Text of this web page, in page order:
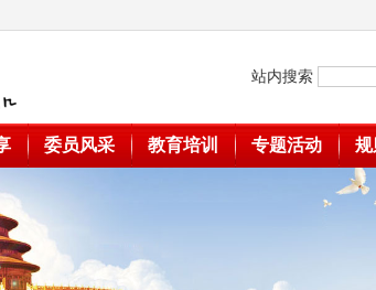
站内搜索
委员风采 教育培训 专题活动 规